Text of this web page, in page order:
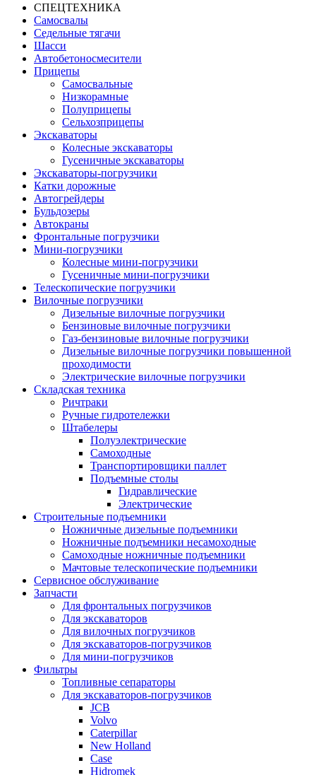
СПЕЦТЕХНИКА
Самосвалы
Седельные тягачи
Шасси
Автобетоно­смесители
Прицепы
Самосвальные
Низкорамные
Полуприцепы
Сельхозприцепы
Экскаваторы
Колесные экскаваторы
Гусеничные экскаваторы
Экскаваторы-погрузчики
Катки дорожные
Автогрейдеры
Бульдозеры
Автокраны
Фронтальные погрузчики
Мини-погрузчики
Колесные мини-погрузчики
Гусеничные мини-погрузчики
Телескопические погрузчики
Вилочные погрузчики
Дизельные вилочные погрузчики
Бензиновые вилочные погрузчики
Газ-бензиновые вилочные погрузчики
Дизельные вилочные погрузчики повышенной
проходимости
Электрические вилочные погрузчики
Складская техника
Ричтраки
Ручные гидротележки
Штабелеры
Полуэлектрические
Самоходные
Транспортировщики паллет
Подъемные столы
Гидравлические
Электрические
Строительные подъемники
Ножничные дизельные подъемники
Ножничные подъемники несамоходные
Самоходные ножничные подъемники
Мачтовые телескопические подъемники
Сервисное обслуживание
Запчасти
Для фронтальных погрузчиков
Для экскаваторов
Для вилочных погрузчиков
Для экскаваторов-погрузчиков
Для мини-погрузчиков
Фильтры
Топливные сепараторы
Для экскаваторов-погрузчиков
JCB
Volvo
Caterpillar
New Holland
Case
Hidromek